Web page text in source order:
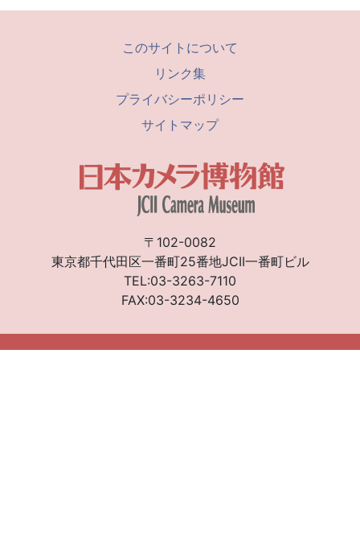
このサイトについて
リンク集
プライバシーポリシー
サイトマップ
〒102-0082
東京都千代田区一番町25番地JCII一番町ビル
TEL:03-3263-7110
FAX:03-3234-4650